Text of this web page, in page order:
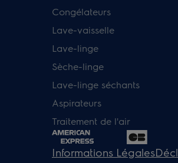
Congélateurs
Lave-vaisselle
Lave-linge
Sèche-linge
Lave-linge séchants
Aspirateurs
Traitement de l'air
Informations Légales